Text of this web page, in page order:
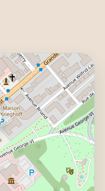
Lassonde.
$
s’adresse aux
18 mois ou moins,
bébé.